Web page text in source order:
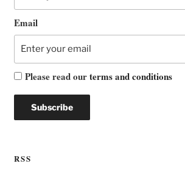
Email
Please read ourterms and conditions
RSS